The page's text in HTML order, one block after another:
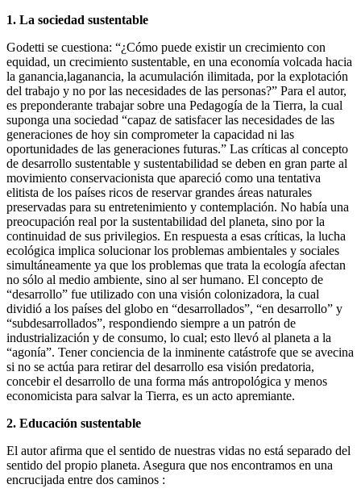
1. La sociedad sustentable
Godetti se cuestiona: “¿Cómo puede existir un crecimiento con
equidad, un crecimiento sustentable, en una economía volcada hacia
la ganancia,laganancia, la acumulación ilimitada, por la explotación
del trabajo y no por las necesidades de las personas?” Para el autor,
es preponderante trabajar sobre una Pedagogía de la Tierra, la cual
suponga una sociedad “capaz de satisfacer las necesidades de las
generaciones de hoy sin comprometer la capacidad ni las
oportunidades de las generaciones futuras.” Las críticas al concepto
de desarrollo sustentable y sustentabilidad se deben en gran parte al
movimiento conservacionista que apareció como una tentativa
elitista de los países ricos de reservar grandes áreas naturales
preservadas para su entretenimiento y contemplación. No había una
preocupación real por la sustentabilidad del planeta, sino por la
continuidad de sus privilegios. En respuesta a esas críticas, la lucha
ecológica implica solucionar los problemas ambientales y sociales
simultáneamente ya que los problemas que trata la ecología afectan
no sólo al medio ambiente, sino al ser humano. El concepto de
“desarrollo” fue utilizado con una visión colonizadora, la cual
dividió a los países del globo en “desarrollados”, “en desarrollo” y
“subdesarrollados”, respondiendo siempre a un patrón de
industrialización y de consumo, lo cual; esto llevó al planeta a la
“agonía”. Tener conciencia de la inminente catástrofe que se avecina
si no se actúa para retirar del desarrollo esa visión predatoria,
concebir el desarrollo de una forma más antropológica y menos
economicista para salvar la Tierra, es un acto apremiante.
2. Educación sustentable
El autor afirma que el sentido de nuestras vidas no está separado del
sentido del propio planeta. Asegura que nos encontramos en una
encrucijada entre dos caminos :